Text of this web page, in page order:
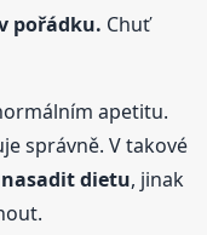
pořádku. Chuť
apetitu.
správně. V takové
dietu, jinak